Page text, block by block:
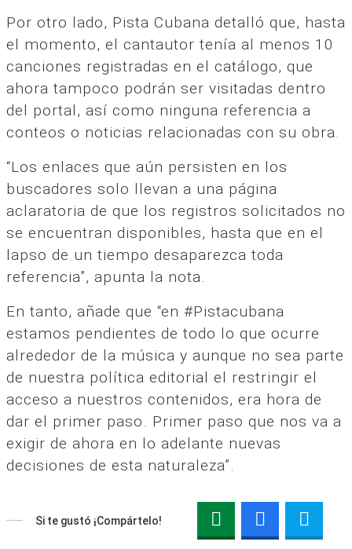
Por otro lado, Pista Cubana detalló que, hasta
el momento, el cantautor tenía al menos 10
canciones registradas en el catálogo, que
ahora tampoco podrán ser visitadas dentro
del portal, así como ninguna referencia a
conteos o noticias relacionadas con su obra.
“Los enlaces que aún persisten en los
buscadores solo llevan a una página
aclaratoria de que los registros solicitados no
se encuentran disponibles, hasta que en el
lapso de un tiempo desaparezca toda
referencia”, apunta la nota.
En tanto, añade que “en #Pistacubana
estamos pendientes de todo lo que ocurre
alrededor de la música y aunque no sea parte
de nuestra política editorial el restringir el
acceso a nuestros contenidos, era hora de
dar el primer paso. Primer paso que nos va a
exigir de ahora en lo adelante nuevas
decisiones de esta naturaleza”.
Si te gustó ¡Compártelo!